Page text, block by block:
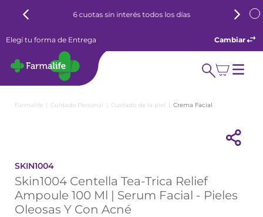
6 cuotas sin interés todos los días
Elegí tu forma de Entrega Cambiar
Cuidado Personal Cuidado de la piel Crema Facial
SKIN1004
Skin1004 Centella Tea-Trica Relief
Ampoule 100 Ml | Serum Facial - Pieles
Oleosas Y Con Acné